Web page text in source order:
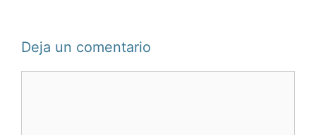
Deja un comentario